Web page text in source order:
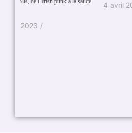
4 avril 2024 /